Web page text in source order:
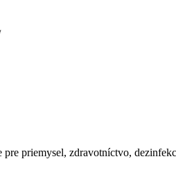
priemysel, zdravotníctvo,